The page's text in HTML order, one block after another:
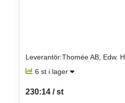
Leverantör:Thomée AB, Edw. H
6 st i lager
230:14 / st
SEK per ST